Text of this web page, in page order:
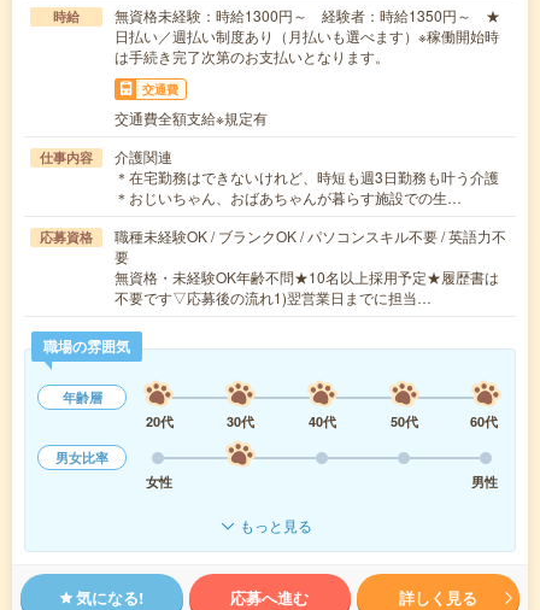
時給
無資格未経験：時給1300円～ 経験者：時給1350円～ ★
日払い／週払い制度あり（月払いも選べます）※稼働開始時
は手続き完了次第のお支払いとなります。
交通費
交通費全額支給※規定有
仕事内容
介護関連
＊在宅勤務はできないけれど、時短も週3日勤務も叶う介護
＊おじいちゃん、おばあちゃんが暮らす施設での生…
応募資格
職種未経験OK / ブランクOK / パソコンスキル不要 / 英語力不
要
無資格・未経験OK年齢不問★10名以上採用予定★履歴書は
不要です▽応募後の流れ1)翌営業日までに担当…
職場の雰囲気
年齢層
20代
30代 40代 50代
60代
男女比率
女性
男性
もっと見る
気になる! 応募へ進む 詳しく見る